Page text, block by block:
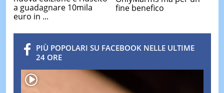
a guadagnare 10mila
euro in ...
fine benefico
PIÙ POPOLARI SU FACEBOOK NELLE ULTIME
24 ORE